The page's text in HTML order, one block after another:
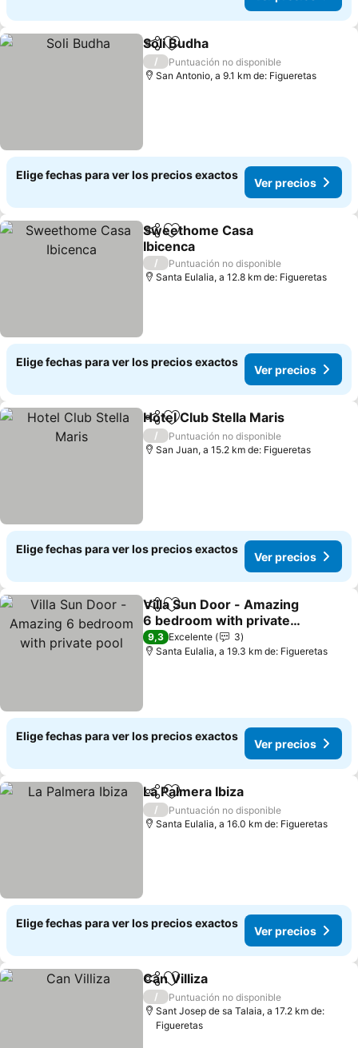
CompartirAgregar a favoritos
Soli Budha
/
Puntuación no disponible
San Antonio, a 9.1 km de: Figueretas
Elige fechas para ver los precios exactos
Ver precios
CompartirAgregar a favoritos
Sweethome Casa
Ibicenca
/
Puntuación no disponible
Santa Eulalia, a 12.8 km de: Figueretas
Elige fechas para ver los precios exactos
Ver precios
CompartirAgregar a favoritos
Hotel Club Stella Maris
/
Puntuación no disponible
San Juan, a 15.2 km de: Figueretas
Elige fechas para ver los precios exactos
Ver precios
CompartirAgregar a favoritos
Villa Sun Door - Amazing
6 bedroom with private
pool
9,3 Excelente
3
Santa Eulalia, a 19.3 km de: Figueretas
Elige fechas para ver los precios exactos
Ver precios
CompartirAgregar a favoritos
La Palmera Ibiza
/
Puntuación no disponible
Santa Eulalia, a 16.0 km de: Figueretas
Elige fechas para ver los precios exactos
Ver precios
CompartirAgregar a favoritos
Can Villiza
/
Puntuación no disponible
Sant Josep de sa Talaia, a 17.2 km de:
Figueretas